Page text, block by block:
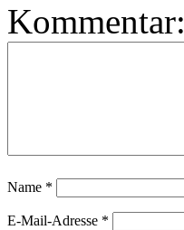
Kommentar:
Name *
E-Mail-Adresse *